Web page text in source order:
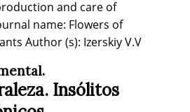
Insólitos